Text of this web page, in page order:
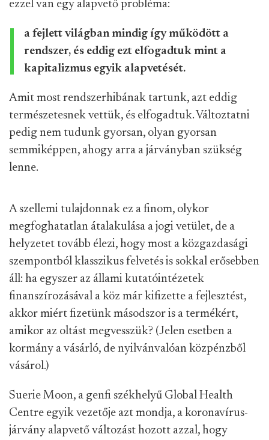
ezzel van egy alapvető probléma:
a fejlett világban mindig így működött a
rendszer, és eddig ezt elfogadtuk mint a
kapitalizmus egyik alapvetését.
Amit most rendszerhibának tartunk, azt eddig
természetesnek vettük, és elfogadtuk. Változtatni
pedig nem tudunk gyorsan, olyan gyorsan
semmiképpen, ahogy arra a járványban szükség
lenne.
A szellemi tulajdonnak ez a finom, olykor
megfoghatatlan átalakulása a jogi vetület, de a
helyzetet tovább élezi, hogy most a közgazdasági
szempontból klasszikus felvetés is sokkal erősebben
áll: ha egyszer az állami kutatóintézetek
finanszírozásával a köz már kifizette a fejlesztést,
akkor miért fizetünk másodszor is a termékért,
amikor az oltást megvesszük? (Jelen esetben a
kormány a vásárló, de nyilvánvalóan közpénzből
vásárol.)
Suerie Moon, a genfi székhelyű Global Health
Centre egyik vezetője azt mondja, a koronavírus-
járvány alapvető változást hozott azzal, hogy